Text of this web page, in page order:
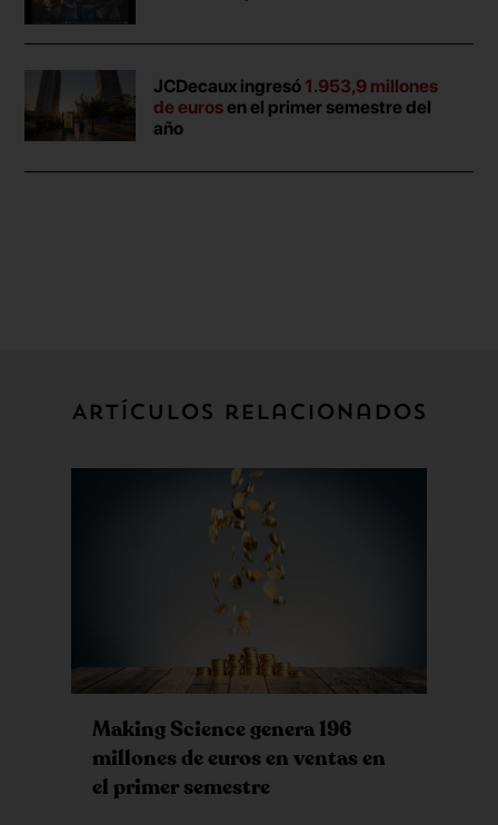
JCDecaux ingresó 1.953,9 millones
de eurosen el primer semestre del
año
Artículos relacionados
Making Science genera 196
millones de euros en ventas en
el primer semestre